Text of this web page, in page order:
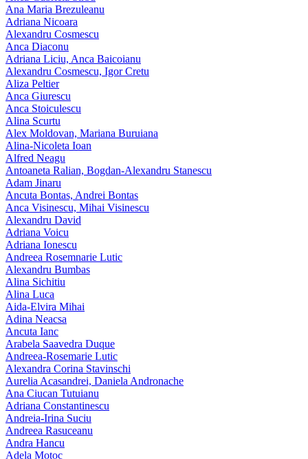
Ana Maria Brezuleanu
Adriana Nicoara
Alexandru Cosmescu
Anca Diaconu
Adriana Liciu, Anca Baicoianu
Alexandru Cosmescu, Igor Cretu
Aliza Peltier
Anca Giurescu
Anca Stoiculescu
Alina Scurtu
Alex Moldovan, Mariana Buruiana
Alina-Nicoleta Ioan
Alfred Neagu
Antoaneta Ralian, Bogdan-Alexandru Stanescu
Adam Jinaru
Ancuta Bontas, Andrei Bontas
Anca Visinescu, Mihai Visinescu
Alexandru David
Adriana Voicu
Adriana Ionescu
Andreea Rosemnarie Lutic
Alexandru Bumbas
Alina Sichitiu
Alina Luca
Aida-Elvira Mihai
Adina Neacsa
Ancuta Ianc
Arabela Saavedra Duque
Andreea-Rosemarie Lutic
Alexandra Corina Stavinschi
Aurelia Acasandrei, Daniela Andronache
Ana Ciucan Tutuianu
Adriana Constantinescu
Andreia-Irina Suciu
Andreea Rasuceanu
Andra Hancu
Adela Motoc